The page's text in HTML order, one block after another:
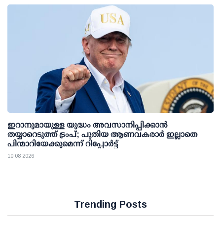
ഇറാനുമായുള്ള യുദ്ധം അവസാനിപ്പിക്കാൻ
തയ്യാറെടുത്ത് ട്രംപ്; പുതിയ ആണവകരാർ ഇല്ലാതെ
പിന്മാറിയേക്കുമെന്ന് റിപ്പോർട്ട്
10 08 2026
Trending Posts